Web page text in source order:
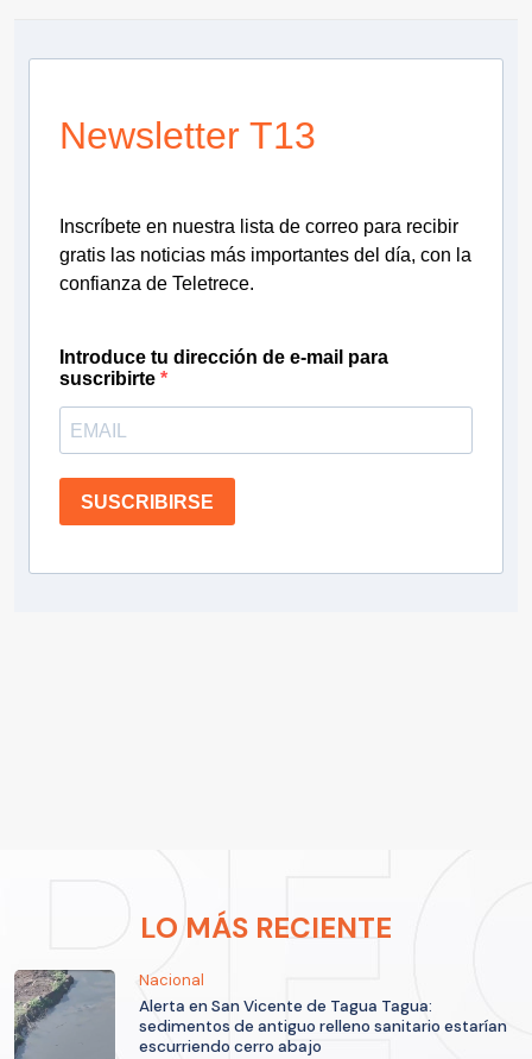
Newsletter T13
Inscríbete en nuestra lista de correo para recibir
gratis las noticias más importantes del día, con la
confianza de Teletrece.
Introduce tu dirección de e-mail para
suscribirte
SUSCRIBIRSE
LO MÁS RECIENTE
Nacional
Alerta en San Vicente de Tagua Tagua:
sedimentos de antiguo relleno sanitario estarían
escurriendo cerro abajo